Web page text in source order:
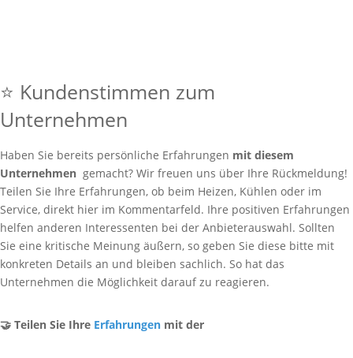
⭐ Kundenstimmen zum
Unternehmen
Haben Sie bereits persönliche Erfahrungen mit diesem
Unternehmen gemacht? Wir freuen uns über Ihre Rückmeldung!
Teilen Sie Ihre Erfahrungen, ob beim Heizen, Kühlen oder im
Service, direkt hier im Kommentarfeld. Ihre positiven Erfahrungen
helfen anderen Interessenten bei der Anbieterauswahl. Sollten
Sie eine kritische Meinung äußern, so geben Sie diese bitte mit
konkreten Details an und bleiben sachlich. So hat das
Unternehmen die Möglichkeit darauf zu reagieren.
🤝 Teilen Sie Ihre Erfahrungen mit der